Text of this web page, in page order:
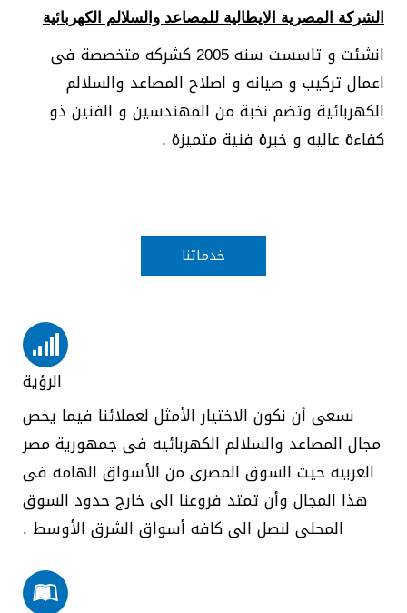
الشركة المصرية الايطالية للمصاعد والسلالم الكهربائية
انشئت و تاسست سنه 2005 كشركه متخصصة فى
اعمال تركيب و صيانه و اصلاح المصاعد والسلالم
الكهربائية وتضم نخبة من المهندسين و الفنين ذو
كفاءة عاليه و خبرة فنية متميزة .
خدماتنا
الرؤية
نسعى أن نكون الاختيار الأمثل لعملائنا فيما يخص
مجال المصاعد والسلالم الكهربائيه فى جمهورية مصر
العربيه حيث السوق المصرى من الأسواق الهامه فى
هذا المجال وأن تمتد فروعنا الى خارج حدود السوق
المحلى لنصل الى كافه أسواق الشرق الأوسط .